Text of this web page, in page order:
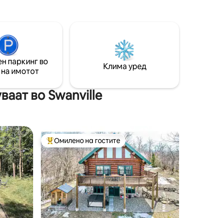
милји
-15
повторно да се поврзат со природата.
Кревет 1 - брачен кревет (широк 150-
179 см) Кревет 2 - брачен кревет
(широк 180-220 см) Кревет 3 - брачен
паркинг во
имотот
Клима уред
во Swanville
Меѓу најуспешните „Омилени на гостите“
Омилено на гостите